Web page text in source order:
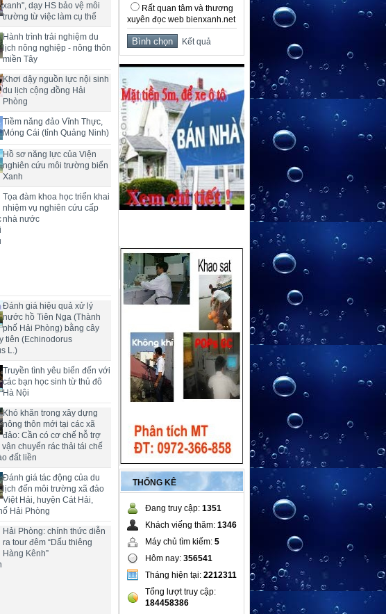
xanh", dạy HS bảo vệ môi
trường từ việc làm cụ thể
Hành trình trải nghiệm du
lịch nông nghiệp - nông thôn
miền Tây
Khơi dậy nguồn lực nội sinh
du lịch cộng đồng Hải
Phòng
Tiềm năng đảo Vĩnh Thực,
Móng Cái (tỉnh Quảng Ninh)
Hồ sơ năng lực của Viện
nghiên cứu môi trường biển
Xanh
Tọa đàm khoa học triển khai
nhiệm vụ nghiên cứu cấp
nhà nước
Đánh giá hiệu quả xử lý
nước hồ Tiên Nga (Thành
phố Hải Phòng) bằng cây
tiên (Echinodorus
L.)
Truyền tình yêu biển đến với
các bạn học sinh từ thủ đô
Hà Nội
Khó khăn trong xây dựng
nông thôn mới tại các xã
đảo: Cần có cơ chế hỗ trợ
chuyển rác thải tái chế
đất liền
Đánh giá tác động của du
lịch đến môi trường xã đảo
Việt Hải, huyện Cát Hải,
Hải Phòng
Hải Phòng: chính thức diễn
ra tour đêm “Dấu thiêng
Hàng Kênh”
Rất quan tâm và thương
xuyên đọc web bienxanh.net
Kết quả
THỐNG KÊ
Đang truy cập: 1351
Khách viếng thăm: 1346
Máy chủ tìm kiếm: 5
Hôm nay: 356541
Tháng hiện tại: 2212311
Tổng lượt truy cập:
184458386